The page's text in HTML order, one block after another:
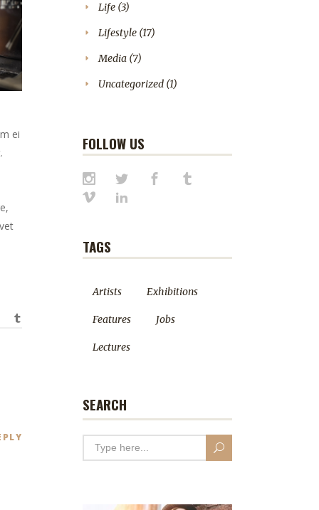
ei
Life (3)
Lifestyle (17)
Media (7)
Uncategorized (1)
FOLLOW US
TAGS
Artists Exhibitions
Features Jobs
Lectures
SEARCH